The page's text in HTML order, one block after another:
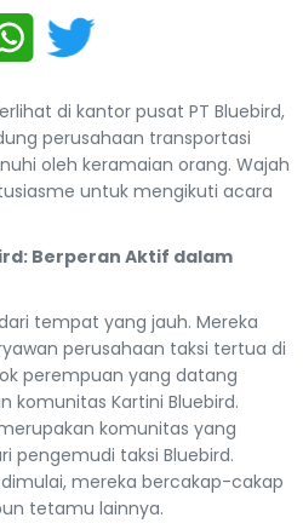
di kantor pusat PT Bluebird,
perusahaan transportasi
oleh keramaian orang. Wajah
untuk mengikuti acara
Berperan Aktif dalam
tempat yang jauh. Mereka
perusahaan taksi tertua di
perempuan yang datang
komunitas Kartini Bluebird.
komunitas yang
pengemudi taksi Bluebird.
mereka bercakap-cakap
tetamu lainnya.